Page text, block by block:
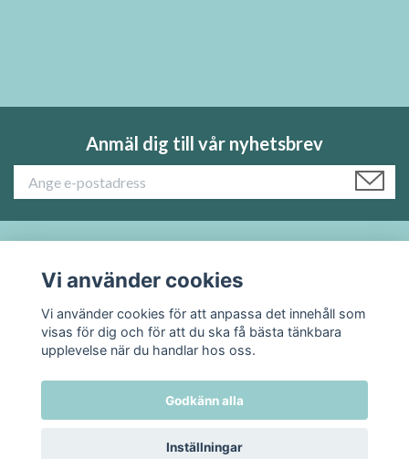
Anmäl dig till vår nyhetsbrev
Läs mer:
Sociala medier
© 2026 TADAH kafferosteri
Vi använder cookies
Vi använder cookies för att anpassa det innehåll som
visas för dig och för att du ska få bästa tänkbara
upplevelse när du handlar hos oss.
Godkänn alla
Inställningar